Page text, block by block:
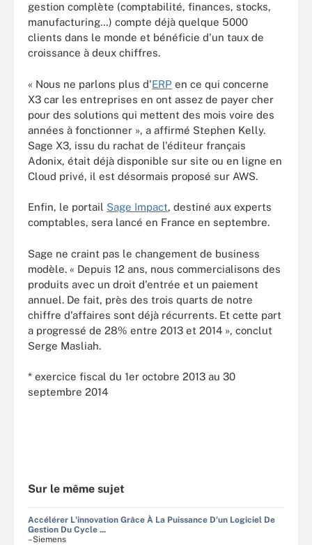
gestion complète (comptabilité, finances, stocks,
manufacturing…) compte déjà quelque 5000
clients dans le monde et bénéficie d'un taux de
croissance à deux chiffres.
« Nous ne parlons plus d'ERP en ce qui concerne
X3 car les entreprises en ont assez de payer cher
pour des solutions qui mettent des mois voire des
années à fonctionner », a affirmé Stephen Kelly.
Sage X3, issu du rachat de l'éditeur français
Adonix, était déjà disponible sur site ou en ligne en
Cloud privé, il est désormais proposé sur AWS.
Enfin, le portail Sage Impact, destiné aux experts
comptables, sera lancé en France en septembre.
Sage ne craint pas le changement de business
modèle. « Depuis 12 ans, nous commercialisons des
produits avec un droit d'entrée et un paiement
annuel. De fait, près des trois quarts de notre
chiffre d'affaires sont déjà récurrents. Et cette part
a progressé de 28% entre 2013 et 2014 », conclut
Serge Masliah.
* exercice fiscal du 1er octobre 2013 au 30
septembre 2014
Sur le même sujet
Accélérer L'innovation Grâce À La Puissance D'un Logiciel De
Gestion Du Cycle ...
–Siemens